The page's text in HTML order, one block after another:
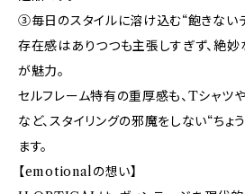
③毎日のスタイルに溶け込む“飽きない
存在感はありつつも主張しすぎず、絶妙
が魅力。
セルフレーム特有の重厚感も、Tシャツや
など、スタイリングの邪魔をしない“ちょ
ます。
【emotionalの想い】